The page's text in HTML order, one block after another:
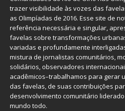
trazer visibilidade às vozes das
as Olimpíadas de 2016. Esse site de
referência necessária e singular,
favelas sobre transformações
variadas e profundamente
mistura de jornalistas comunitários,
solidários, observadores
acadêmicos–trabalhamos para gerar
das favelas, de suas contribuições
desenvolvimento comunitário
mundo todo.